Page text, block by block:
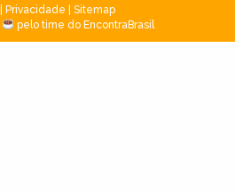
Privacidade
Sitemap
pelo time do EncontraBrasil